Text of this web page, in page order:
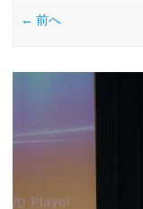
← 前へ